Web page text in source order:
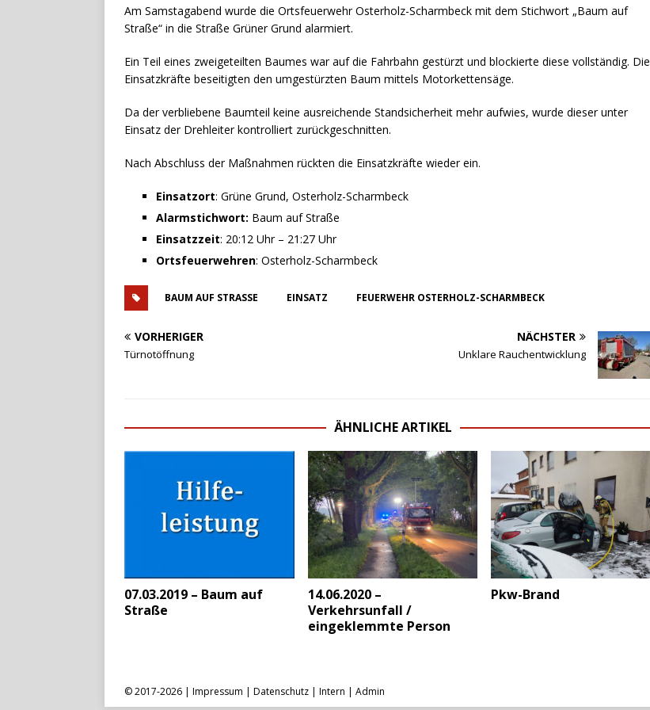
Am Samstagabend wurde die Ortsfeuerwehr Osterholz-Scharmbeck mit dem Stichwort „Baum auf
Straße“ in die Straße Grüner Grund alarmiert.
Ein Teil eines zweigeteilten Baumes war auf die Fahrbahn gestürzt und blockierte diese vollständig. Die
Einsatzkräfte beseitigten den umgestürzten Baum mittels Motorkettensäge.
Da der verbliebene Baumteil keine ausreichende Standsicherheit mehr aufwies, wurde dieser unter
Einsatz der Drehleiter kontrolliert zurückgeschnitten.
Nach Abschluss der Maßnahmen rückten die Einsatzkräfte wieder ein.
Einsatzort: Grüne Grund, Osterholz-Scharmbeck
Alarmstichwort: Baum auf Straße
Einsatzzeit: 20:12 Uhr – 21:27 Uhr
Ortsfeuerwehren: Osterholz-Scharmbeck
BAUM AUF STRASSE EINSATZ FEUERWEHR OSTERHOLZ-SCHARMBECK
VORHERIGER
Türnotöffnung
NÄCHSTER
Unklare Rauchentwicklung
ÄHNLICHE ARTIKEL
07.03.2019 – Baum auf
Straße
14.06.2020 –
Verkehrsunfall /
eingeklemmte Person
Pkw-Brand
© 2017-2026 | Impressum | Datenschutz | Intern | Admin